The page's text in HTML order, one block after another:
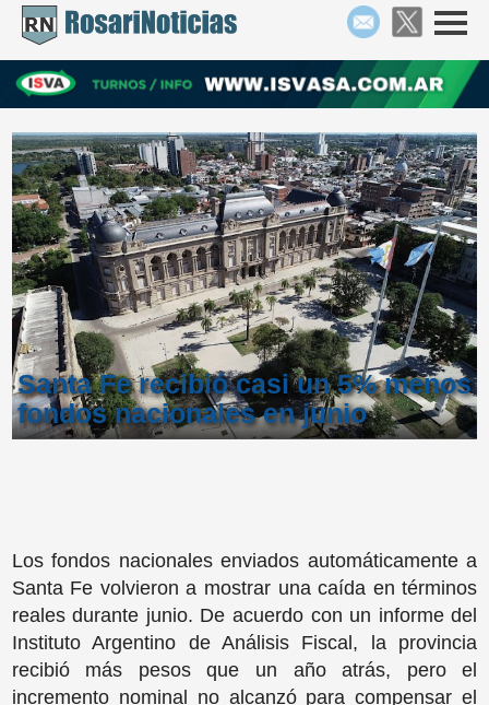
Santa Fe recibió casi un 5% menos
fondos nacionales en junio
Los fondos nacionales enviados automáticamente a
Santa Fe volvieron a mostrar una caída en términos
reales durante junio. De acuerdo con un informe del
Instituto Argentino de Análisis Fiscal, la provincia
recibió más pesos que un año atrás, pero el
incremento nominal no alcanzó para compensar el